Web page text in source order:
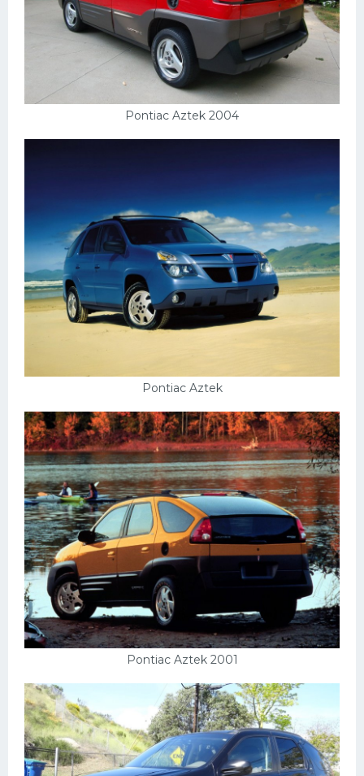
Pontiac Aztek 2004
Pontiac Aztek
Pontiac Aztek 2001